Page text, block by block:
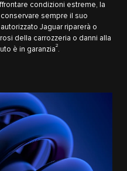
condizioni estreme, la
sempre il suo
Jaguar riparerà o
della carrozzeria o danni alla
è in garanzia2.